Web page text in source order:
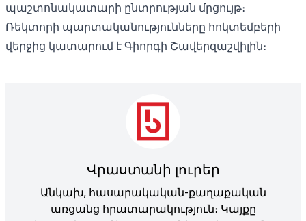
պաշտոնակատարի ընտրության մրցույթ։
Ռեկտորի պարտականությունները հոկտեմբերի
վերջից կատարում է Գիորգի Շավերզաշվիլին։
Վրաստանի լուրեր
Անկախ, հասարակական-քաղաքական
առցանց հրատարակություն։ Կայքը